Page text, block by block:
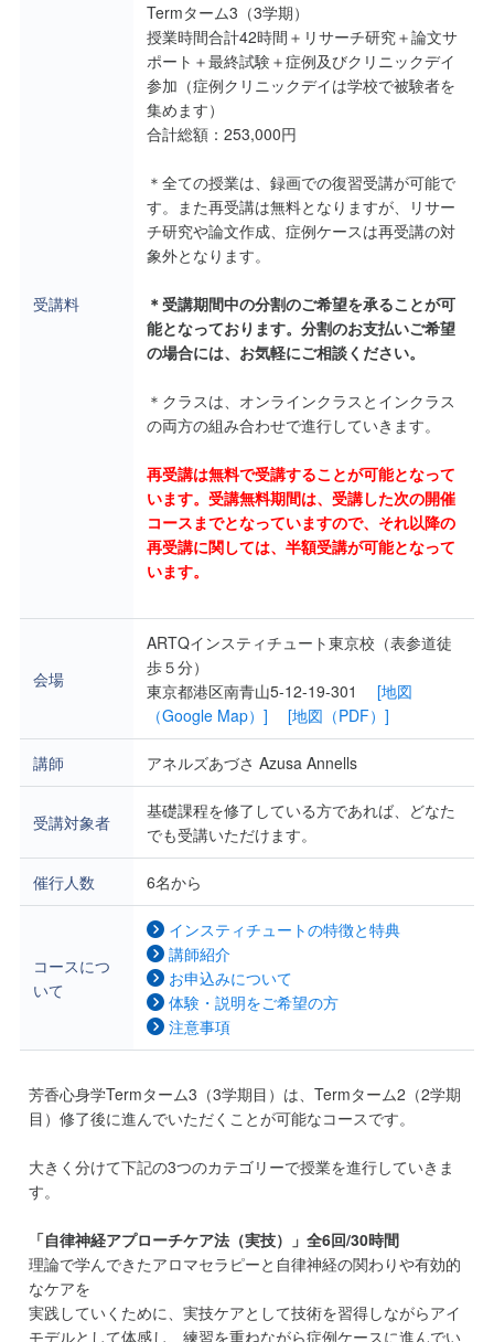
受講料
Termターム3（3学期）
授業時間合計42時間＋リサーチ研究＋論文サ
ポート＋最終試験＋症例及びクリニックデイ
参加（症例クリニックデイは学校で被験者を
集めます）
合計総額：253,000円
＊全ての授業は、録画での復習受講が可能で
す。また再受講は無料となりますが、リサー
チ研究や論文作成、症例ケースは再受講の対
象外となります。
＊受講期間中の分割のご希望を承ることが可
能となっております。分割のお支払いご希望
の場合には、お気軽にご相談ください。
＊クラスは、オンラインクラスとインクラス
の両方の組み合わせで進行していきます。
再受講は無料で受講することが可能となって
います。受講無料期間は、受講した次の開催
コースまでとなっていますので、それ以降の
再受講に関しては、半額受講が可能となって
います。
会場
ARTQインスティチュート東京校（表参道徒
歩５分）
東京都港区南青山5-12-19-301 [地図
（Google Map）]
[地図（PDF）]
講師 アネルズあづさ Azusa Annells
受講対象者
基礎課程を修了している方であれば、どなた
でも受講いただけます。
催行人数 6名から
コースにつ
いて
インスティチュートの特徴と特典
講師紹介
お申込みについて
体験・説明をご希望の方
注意事項
芳香心身学Termターム3（3学期目）は、Termターム2（2学期
目）修了後に進んでいただくことが可能なコースです。
大きく分けて下記の3つのカテゴリーで授業を進行していきま
す。
「自律神経アプローチケア法（実技）」全6回/30時間
理論で学んできたアロマセラピーと自律神経の関わりや有効的
なケアを
実践していくために、実技ケアとして技術を習得しながらアイ
モデルとして体感し、練習を重ねながら症例ケースに進んでい